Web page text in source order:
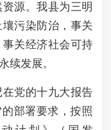
源。我县为三明
污染防治，事关
关经济社会可持
续发展。
党的十九大报告
部署要求，按照